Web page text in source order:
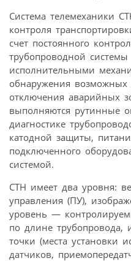
Система телемеханики
контроля
счет постоянного
трубопроводной
исполнительными
обнаружения возможных
отключения аварийных
выполняются рутинные
диагностике
катодной защиты,
подключенного
системой.
СТН имеет два уровня:
управления (ПУ),
уровень —
по длине трубопровода,
точки (места установки
датчиков,